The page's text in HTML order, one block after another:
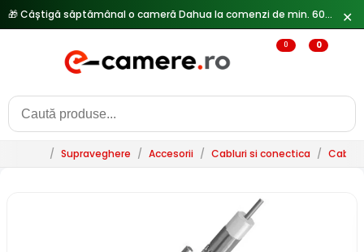
🎁 Câștigă săptămânal o cameră Dahua la comenzi de min. 600 lei — ✕
0 0
/ Supraveghere / Accesorii / Cabluri si conectica / Cabluri